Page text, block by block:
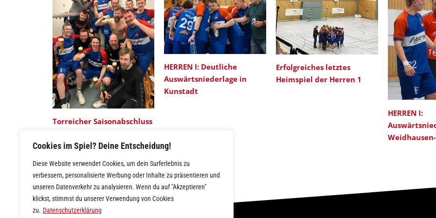
Cookies im Spiel? Deine Entscheidung!
Diese Website verwendet Cookies, um dein Surferlebnis zu
verbessern, personalisierte Werbung oder Inhalte zu präsentieren und
unseren Datenverkehr zu analysieren. Wenn du auf "Akzeptieren"
klickst, stimmst du unserer Verwendung von Cookies
zu. Datenschutzerklärung
Torreicher Saisonabschluss
HERREN I: Deutliche
Auswärtsniederlage in
Kunstadt
Erfolgreiches letztes
Heimspiel der Herren 1
HERREN I: